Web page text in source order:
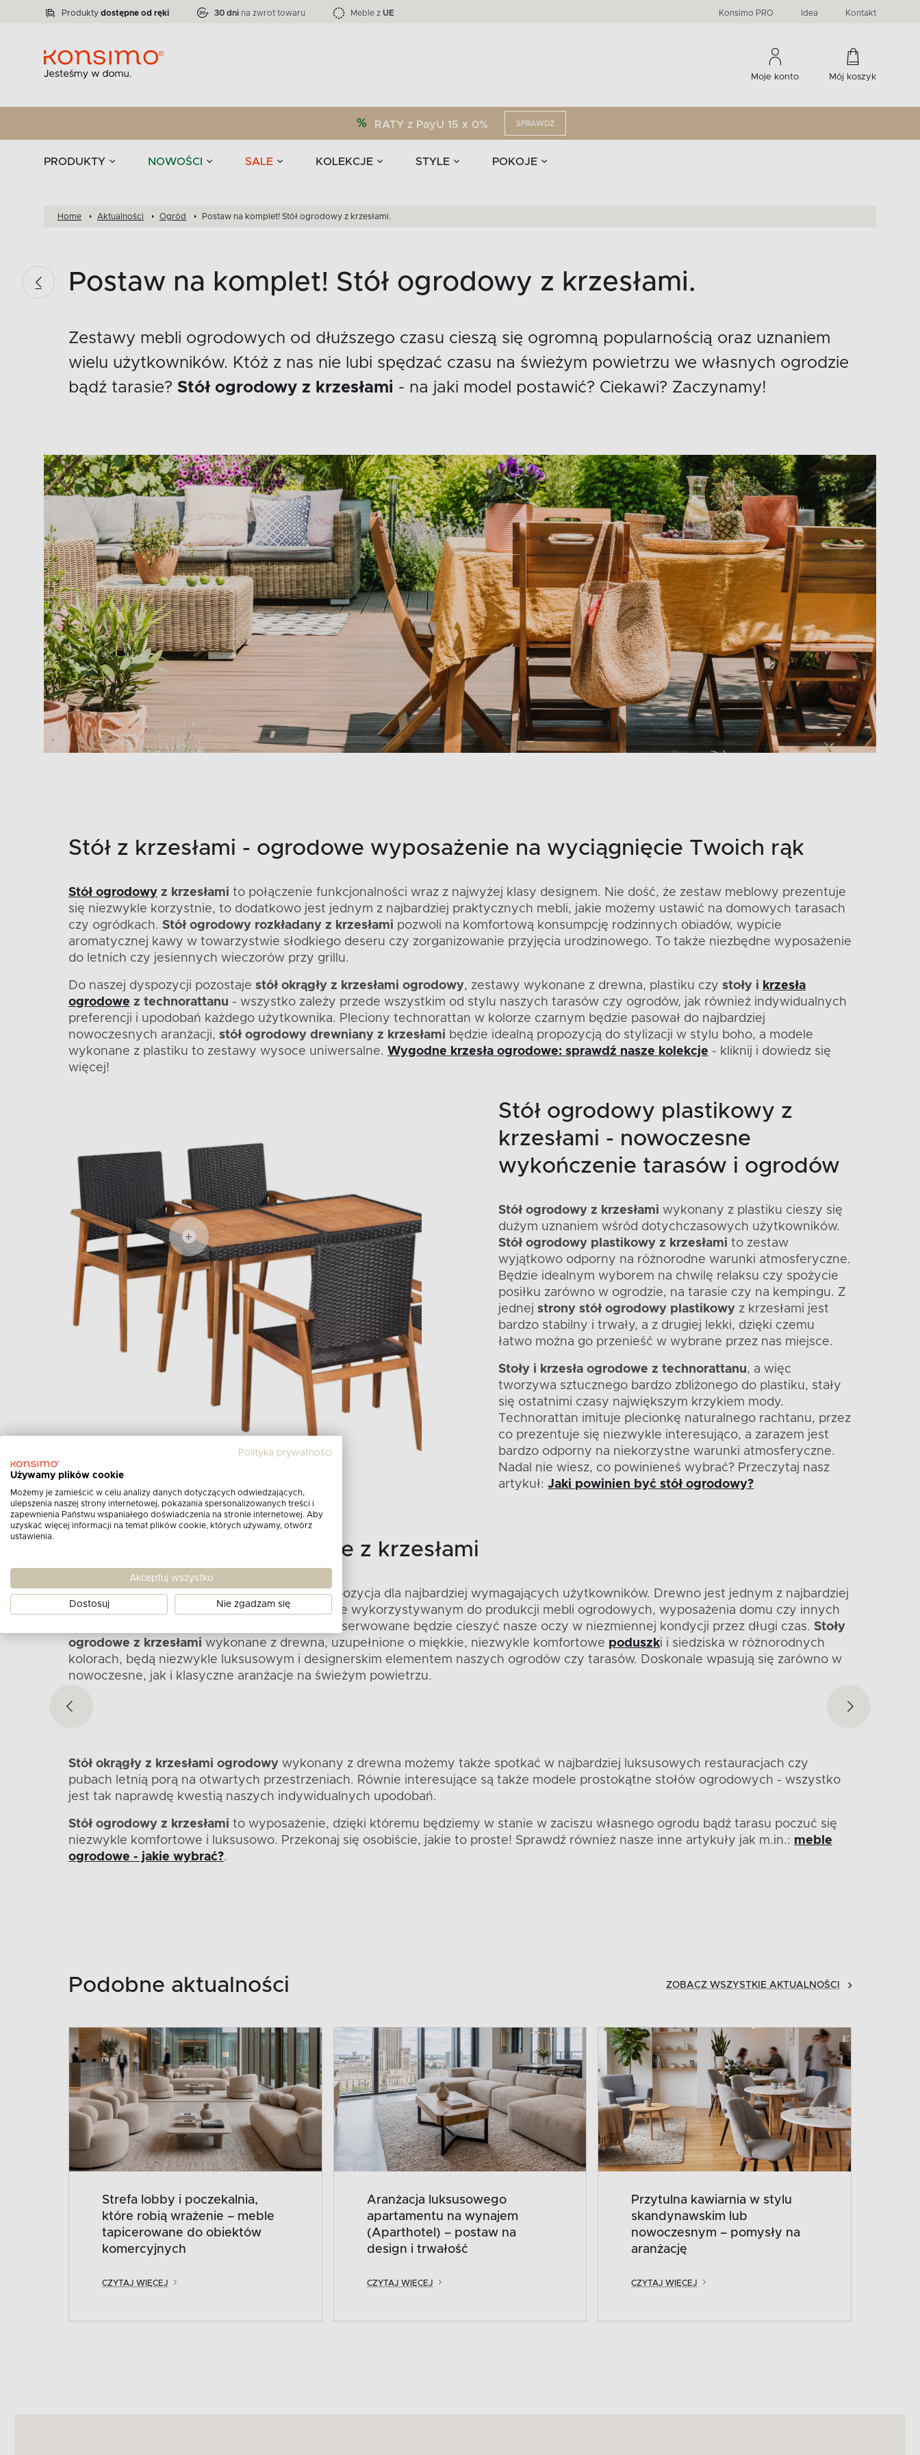
Produkty dostępne od ręki 30 dni na zwrot towaru Meble z UE Konsimo PRO Idea Kontakt
Moje konto Mój koszyk
RATY z PayU 15 x 0% SPRAWDŹ
PRODUKTY NOWOŚCI SALE KOLEKCJE STYLE POKOJE
Zastawy stołowe i akcesoria Komody, szafki RTV, witryny...
Kolekcja narożników RATLO -39 % Kolekcja mebli LOFTY -45 % -33 %
VICTO Liczba produktów:71 EPIRI Liczba produktów: Liczba produktów:60
ELEGANT Liczba produktów:864 TEENS Liczba produktów: Liczba produktów:274
stołowe
Home Aktualności Ogród Postaw na komplet! Stół ogrodowy z krzesłami.
Postaw na komplet! Stół ogrodowy z krzesłami.
Zestawy mebli ogrodowych od dłuższego czasu cieszą się ogromną popularnością oraz uznaniem
wielu użytkowników. Któż z nas nie lubi spędzać czasu na świeżym powietrzu we własnych ogrodzie
bądź tarasie? Stół ogrodowy z krzesłami - na jaki model postawić? Ciekawi? Zaczynamy!
Stół z krzesłami - ogrodowe wyposażenie na wyciągnięcie Twoich rąk
Stół ogrodowy z krzesłami to połączenie funkcjonalności wraz z najwyżej klasy designem. Nie dość, że zestaw meblowy prezentuje
się niezwykle korzystnie, to dodatkowo jest jednym z najbardziej praktycznych mebli, jakie możemy ustawić na domowych tarasach
czy ogródkach. Stół ogrodowy rozkładany z krzesłami pozwoli na komfortową konsumpcję rodzinnych obiadów, wypicie
aromatycznej kawy w towarzystwie słodkiego deseru czy zorganizowanie przyjęcia urodzinowego. To także niezbędne wyposażenie
do letnich czy jesiennych wieczorów przy grillu.
Do naszej dyspozycji pozostaje stół okrągły z krzesłami ogrodowy, zestawy wykonane z drewna, plastiku czy stoły i krzesła
ogrodowe z technorattanu - wszystko zależy przede wszystkim od stylu naszych tarasów czy ogrodów, jak również indywidualnych
preferencji i upodobań każdego użytkownika. Pleciony technorattan w kolorze czarnym będzie pasował do najbardziej
nowoczesnych aranżacji, stół ogrodowy drewniany z krzesłami będzie idealną propozycją do stylizacji w stylu boho, a modele
wykonane z plastiku to zestawy wysoce uniwersalne. Wygodne krzesła ogrodowe: sprawdź nasze kolekcje - kliknij i dowiedz się
więcej!
Stół ogrodowy plastikowy z
krzesłami - nowoczesne
wykończenie tarasów i ogrodów
Stół ogrodowy z krzesłami wykonany z plastiku cieszy się
dużym uznaniem wśród dotychczasowych użytkowników.
Stół ogrodowy plastikowy z krzesłami to zestaw
wyjątkowo odporny na różnorodne warunki atmosferyczne.
Będzie idealnym wyborem na chwilę relaksu czy spożycie
posiłku zarówno w ogrodzie, na tarasie czy na kempingu. Z
jednejstrony stół ogrodowy plastikowy z krzesłami jest
bardzo stabilny i trwały, a z drugiej lekki, dzięki czemu
łatwo można go przenieść w wybrane przez nas miejsce.
Stoły i krzesła ogrodowe z technorattanu, a więc
tworzywa sztucznego bardzo zbliżonego do plastiku, stały
się ostatnimi czasy największym krzykiem mody.
Technorattan imituje plecionkę naturalnego rachtanu, przez
co prezentuje się niezwykle interesująco, a zarazem jest
bardzo odporny na niekorzystne warunki atmosferyczne.
Nadal nie wiesz, co powinieneś wybrać? Przeczytaj nasz
artykuł:Jaki powinien być stół ogrodowy?
Drewniane stoły ogrodowe z krzesłami
Stół ogrodowy drewniany z krzesłamito propozycja dla najbardziej wymagających użytkowników. Drewno jest jednym z najbardziej
trwałych i odpornych materiałów, powszechnie wykorzystywanym do produkcji mebli ogrodowych, wyposażenia domu czy innych
elementów budowlanych. Odpowiednio zakonserwowane będzie cieszyć nasze oczy w niezmiennej kondycji przez długi czas. Stoły
ogrodowe z krzesłami wykonane z drewna, uzupełnione o miękkie, niezwykle komfortowe poduszki i siedziska w różnorodnych
kolorach, będą niezwykle luksusowym i designerskim elementem naszych ogrodów czy tarasów. Doskonale wpasują się zarówno w
nowoczesne, jak i klasyczne aranżacje na świeżym powietrzu.
Stół okrągły z krzesłami ogrodowy wykonany z drewna możemy także spotkać w najbardziej luksusowych restauracjach czy
pubach letnią porą na otwartych przestrzeniach. Równie interesujące są także modele prostokątne stołów ogrodowych - wszystko
jest tak naprawdę kwestią naszych indywidualnych upodobań.
Stół ogrodowy z krzesłami to wyposażenie, dzięki któremu będziemy w stanie w zaciszu własnego ogrodu bądź tarasu poczuć się
niezwykle komfortowe i luksusowo. Przekonaj się osobiście, jakie to proste! Sprawdź również nasze inne artykuły jak m.in.: meble
ogrodowe - jakie wybrać?.
Podobne aktualności ZOBACZ WSZYSTKIE AKTUALNOŚCI
Strefa lobby i poczekalnia,
które robią wrażenie – meble
tapicerowane do obiektów
komercyjnych
CZYTAJ WIĘCEJ
Aranżacja luksusowego
apartamentu na wynajem
(Aparthotel) – postaw na
design i trwałość
CZYTAJ WIĘCEJ
Przytulna kawiarnia w stylu
skandynawskim lub
nowoczesnym – pomysły na
aranżację
CZYTAJ WIĘCEJ
Polityka prywatności
Używamy plików cookie
Możemy je zamieścić w celu analizy danych dotyczących odwiedzających,
ulepszenia naszej strony internetowej, pokazania spersonalizowanych treści i
zapewnienia Państwu wspaniałego doświadczenia na stronie internetowej. Aby
uzyskać więcej informacji na temat plików cookie, których używamy, otwórz
ustawienia.
Akceptuj wszystko
Dostosuj Nie zgadzam się